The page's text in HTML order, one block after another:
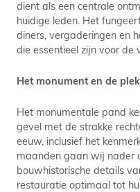
dient als een centrale
huidige leden. Het
diners, vergaderingen en
die essentieel zijn voor de
Het monument en de plek
Het monumentale pand
gevel met de strakke
eeuw, inclusief het
maanden gaan wij nader
bouwhistorische details
restauratie optimaal tot